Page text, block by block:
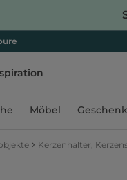
Möbel
› Kerzenhalter,